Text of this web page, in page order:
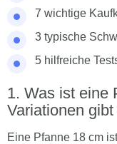
7 wichtige
3 typische
5 hilfreiche
Was ist eine
Variationen
Eine Pfanne 18 cm